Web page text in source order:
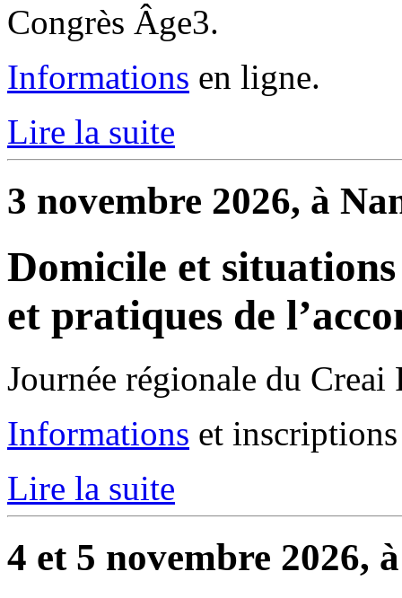
Congrès Âge3.
Informations en ligne.
Lire la suite
3 novembre 2026, à
Domicile et
et pratiques de
Journée régionale du Creai
Informations et
Lire la suite
4 et 5 novembre 2026,